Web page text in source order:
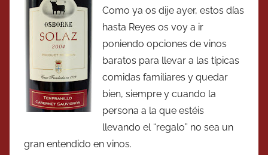
Como ya os dije ayer, estos días
hasta Reyes os voy a ir
poniendo opciones de vinos
baratos para llevar a las típicas
comidas familiares y quedar
bien, siempre y cuando la
persona a la que estéis
llevando el “regalo” no sea un
gran entendido en vinos.